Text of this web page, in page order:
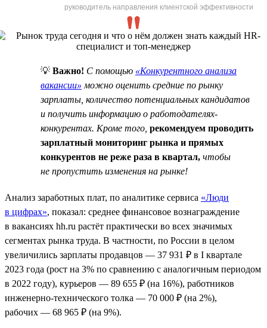
руководитель направления клиентской эффективности
💡 Важно! C помощью «Конкурентного анализа
вакансии» можно оценить средние по рынку
зарплаты, количество потенциальных кандидатов
и получить информацию о работодателях-
конкурентах. Кроме того, рекомендуем проводить
зарплатный мониторинг рынка и прямых
конкурентов не реже раза в квартал, чтобы
не пропустить изменения на рынке!
Анализ заработных плат, по аналитике сервиса «Люди
в цифрах», показал: среднее финансовое вознаграждение
в вакансиях hh.ru растёт практически во всех значимых
сегментах рынка труда. В частности, по России в целом
увеличились зарплаты продавцов — 37 931 ₽ в I квартале
2023 года (рост на 3% по сравнению с аналогичным периодом
в 2022 году), курьеров — 89 655 ₽ (на 16%), работников
инженерно-технического толка — 70 000 ₽ (на 2%),
рабочих — 68 965 ₽ (на 9%).